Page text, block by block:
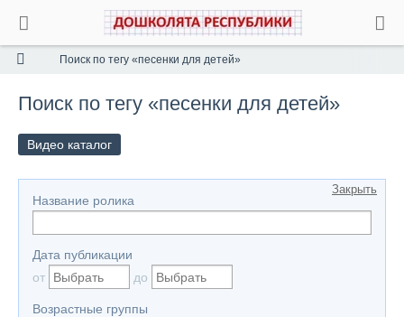
Поиск по тегу «песенки для детей»
Поиск по тегу «песенки для детей»
Видео каталог
Закрыть
Название ролика
Дата публикации
от
до
Возрастные группы